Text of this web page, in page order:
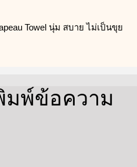
Towel นุ่ม สบาย ไม่เป็นขุย
พ์ข้อความ